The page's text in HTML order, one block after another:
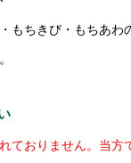
もちきび・もちあわ
ておりません。当方